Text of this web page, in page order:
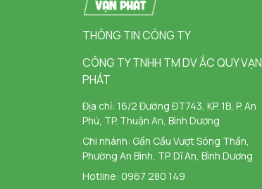
THÔNG TIN CÔNG TY
CÔNG TY TNHH TM DV ẮC QUY VẠN
PHÁT
Địa chỉ: 16/2 Đường ĐT743, KP. 1B, P. An
Phú, TP. Thuận An, Bình Dương
Chi nhánh: Gần Cầu Vượt Sóng Thần,
Phường An Bình, TP. Dĩ An, Bình Dương
Hotline: 0967 280 149